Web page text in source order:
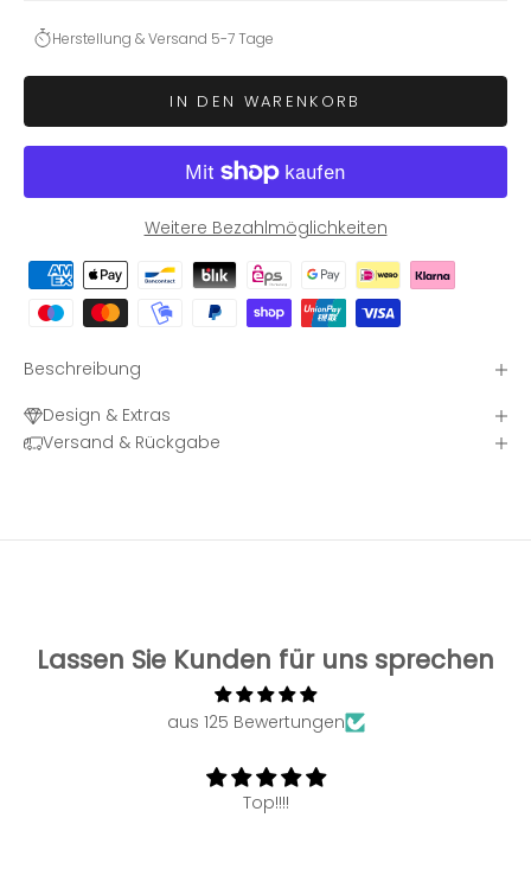
Herstellung & Versand 5-7 Tage
IN DEN WARENKORB
Weitere Bezahlmöglichkeiten
Beschreibung
Design & Extras
Versand & Rückgabe
Lassen Sie Kunden für uns sprechen
aus 125 Bewertungen
Top!!!!